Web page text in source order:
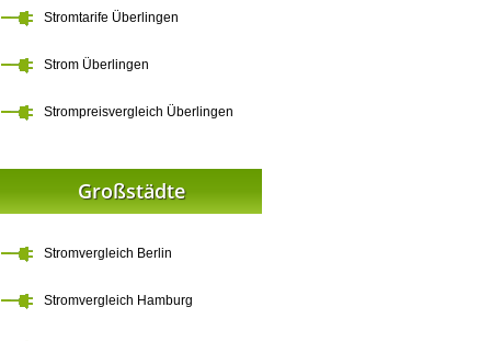
Stromtarife Überlingen
Strom Überlingen
Strompreisvergleich Überlingen
Großstädte
Stromvergleich Berlin
Stromvergleich Hamburg